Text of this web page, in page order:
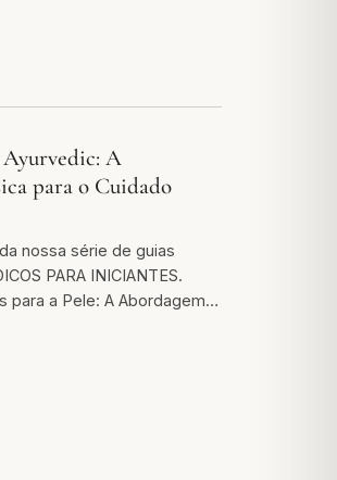
Ayurvedic: A
para o Cuidado
nossa série de guias
PARA INICIANTES.
para a Pele: A Abordagem…